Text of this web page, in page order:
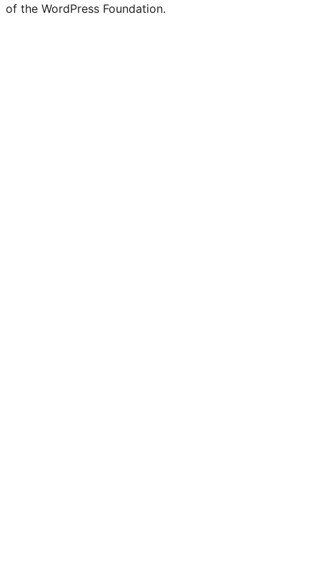
of the WordPress Foundation.